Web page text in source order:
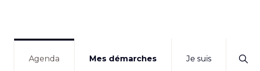
Agenda Mes démarches Je suis